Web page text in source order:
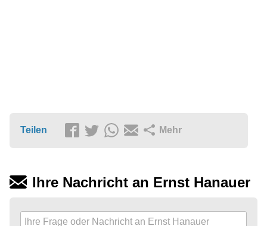
Teilen Mehr
Ihre Nachricht an Ernst Hanauer